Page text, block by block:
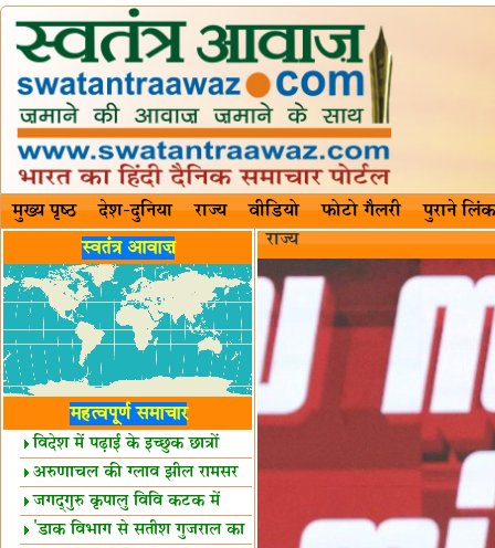
मुख्य पृष्ठ देश-दुनिया राज्य वीडियो फोटो गैलरी पुराने लिंक
स्वतंत्र आवाज़
महत्वपूर्ण समाचार
विदेश में पढ़ाई के इच्छुक छात्रों
केलिए खुशखबरी!
अरुणाचल की ग्लाव झील रामसर
स्थल घोषित
जगद्गुरु कृपालु विवि कटक में
शैक्षिक सत्र शुरू
'डाक विभाग से सतीश गुजराल का
राज्य